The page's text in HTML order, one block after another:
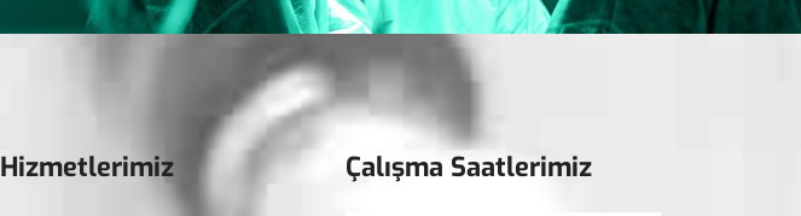
Hizmetlerimiz Çalışma Saatlerimiz